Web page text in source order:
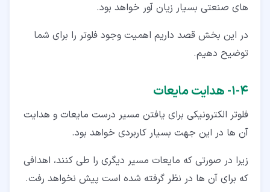
های صنعتی بسیار زیان آور خواهد بود.
در این بخش قصد داریم اهمیت وجود فلوتر را برای شما
توضیح دهیم.
۴‏-‏۱‏- هدایت مایعات
فلوتر الکترونیکی برای یافتن مسیر درست مایعات و هدایت
آن ها در این جهت بسیار کاربردی خواهد بود.
زیرا در صورتی که مایعات مسیر دیگری را طی کنند، اهدافی
که برای آن ها در نظر گرفته شده است پیش نخواهد رفت.